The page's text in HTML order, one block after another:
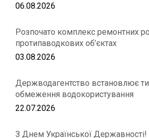
06.08.2026
Розпочато комплекс ремонтних
протипаводкових об’єктах
03.08.2026
Держводагентство встановлює
обмеження водокористування
22.07.2026
З Днем Української Державності!